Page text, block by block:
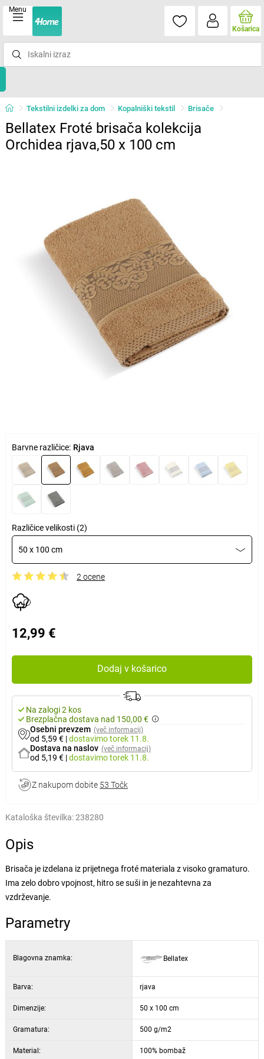
Menu
Košarica
Tekstilni izdelki za dom Kopalniški tekstil Brisače
Bellatex Froté brisača kolekcija
Orchidea rjava,50 x 100 cm
Barvne različice: Rjava
Različice velikosti (2)
50 x 100 cm
2 ocene
12,99 €
Dodaj v košarico
Na zalogi 2 kos
Brezplačna dostava nad 150,00 €
Osebni prevzem (več informacij)
od 5,59 € |dostavimotorek 11.8.
Dostava na naslov (več informacij)
od 5,19 € |dostavimotorek 11.8.
Z nakupom dobite 53 Točk
Kataloška številka:238280
Opis
Brisača je izdelana iz prijetnega froté materiala z visoko gramaturo.
Ima zelo dobro vpojnost, hitro se suši in je nezahtevna za
vzdrževanje.
Parametry
Blagovna znamka: Bellatex
Barva: rjava
Dimenzije: 50 x 100 cm
Gramatura: 500 g/m2
Material: 100% bombaž